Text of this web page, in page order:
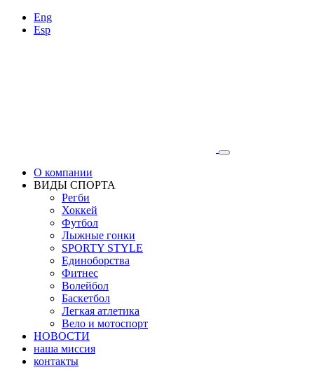
Eng
Esp
О компании
ВИДЫ СПОРТА
Регби
Хоккей
Футбол
Лыжные гонки
SPORTY STYLE
Единоборства
Фитнес
Волейбол
Баскетбол
Легкая атлетика
Вело и мотоспорт
НОВОСТИ
наша миссия
контакты